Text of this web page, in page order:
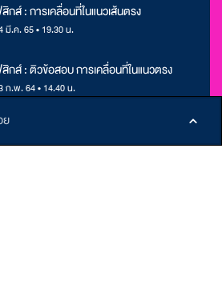
กส์ : การเคลื่อนที่ในแนวเส้นตรง
มี.ค. 65 • 19.30 น.
กส์ : ติวข้อสอบ การเคลื่อนที่ในแนวตรง
ก.พ. 64 • 14.40 น.